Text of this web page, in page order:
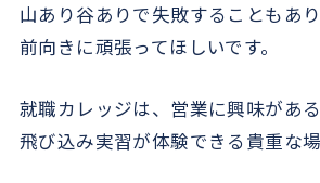
山あり谷ありで失敗することもあり
前向きに頑張ってほしいです。
就職カレッジは、営業に興味がある
飛び込み実習が体験できる貴重な場